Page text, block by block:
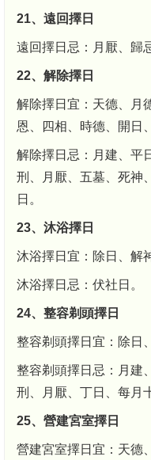
21、遠回擇日
遠回擇日忌：月厭、歸
22、解除擇日
解除擇日宜：天德、月
恩、四相、時德、開日
解除擇日忌：月建、平
刑、月厭、五墓、死神
日。
23、沐浴擇日
沐浴擇日宜：除日、解
沐浴擇日忌：伏社日。
24、整容剃頭擇日
整容剃頭擇日宜：除日
整容剃頭擇日忌：月建
刑、月厭、丁日、每月
25、營建宮室擇日
營建宮室擇日宜：天德